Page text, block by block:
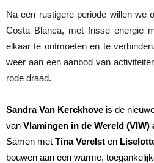
Na een rustigere periode willen we
Costa Blanca, met frisse energie
elkaar te ontmoeten en te
weer aan een aanbod van
rode draad.
Sandra Van Kerckhove is de
van Vlamingen in de Wereld (VIW)
Samen met Tina Verelst en
bouwen aan een warme,